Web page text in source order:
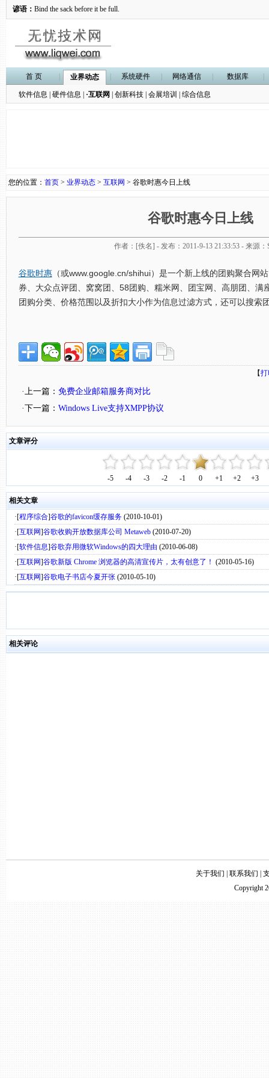
谚语： Bind the sack before it be full.
首 页 业界动态 系统硬件 网络通信 数据库
软件信息 硬件信息 ·互联网 创新科技 会展培训 综合信息
您的位置： 首页 > 业界动态 > 互联网 > 谷歌时惠今日上线
谷歌时惠今日上线
作者：[佚名] - 发布：2011-9-13 21:33:53 - 来源：
谷歌时惠（或www.google.cn/shihui）是一个新上线的团购聚合网
券、大众点评团、窝窝团、58团购、糯米网、团宝网、高朋团、满
团购分类、价格范围以及折扣大小作为信息过滤方式，还可以搜索
【打
·上一篇： 免费企业邮箱服务商对比
·下一篇： Windows Live支持XMPP协议
文章评分
-5 -4 -3 -2 -1 0 +1 +2 +3
相关文章
·[程序综合]谷歌的favicon缓存服务 (2010-10-01)
·[互联网]谷歌收购开放数据库公司 Metaweb (2010-07-20)
·[软件信息]谷歌弃用微软Windows的四大理由 (2010-06-08)
·[互联网]谷歌新版 Chrome 浏览器的高清宣传片，太有创意了！ (2010-05-16)
·[互联网]谷歌电子书店今夏开张 (2010-05-10)
相关评论
关于我们 联系我们
Copyright